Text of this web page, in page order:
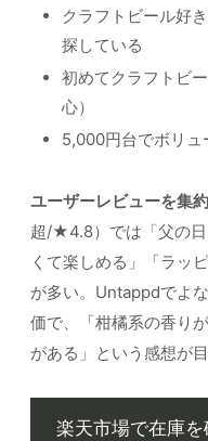
クラフトビール好
探している
初めてクラフトビ
心）
5,000円台でボリュ
ユーザーレビューを集
超/★4.8）では「父の
くて楽しめる」「ラッ
が多い。Untappdでよ
価で、「柑橘系の香り
がある」という感想が目
楽天市場で在庫を